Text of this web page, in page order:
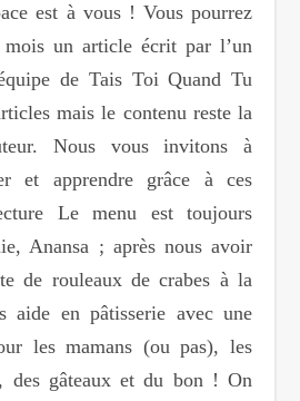
un article écrit par l’un
de Tais Toi Quand Tu
mais le contenu reste la
Nous vous invitons à
et apprendre grâce à ces
Le menu est toujours
Anansa ; après nous avoir
de rouleaux de crabes à la
aide en pâtisserie avec une
les mamans (ou pas), les
des gâteaux et du bon ! On